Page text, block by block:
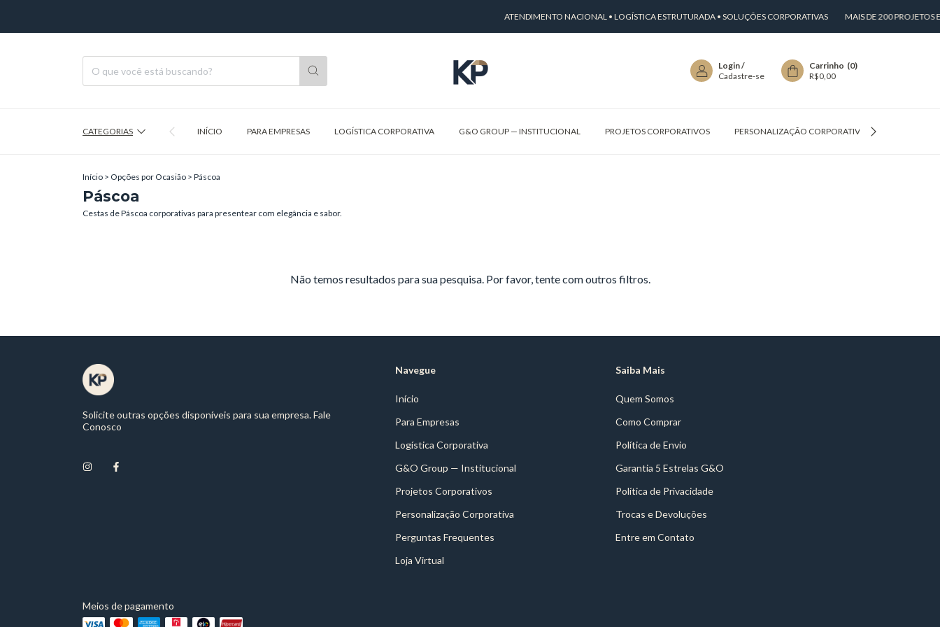
ATENDIMENTO NACIONAL • LOGÍSTICA ESTRUTURADA • SOLUÇÕES CORPORATIVAS MAIS DE 200 PROJETOS
Login/
Cadastre-se
Carrinho (0)
R$0,00
CATEGORIAS INÍCIO PARA EMPRESAS LOGÍSTICA CORPORATIVA G&O GROUP — INSTITUCIONAL PROJETOS CORPORATIVOS PERSONALIZAÇÃO CORPORATIVA
Início > Opções por Ocasião > Páscoa
Páscoa
Cestas de Páscoa corporativas para presentear com elegância e sabor.
Não temos resultados para sua pesquisa. Por favor, tente com outros filtros.
Solicite outras opções disponíveis para sua empresa. Fale
Conosco
Navegue
Início
Para Empresas
Logística Corporativa
G&O Group — Institucional
Projetos Corporativos
Personalização Corporativa
Perguntas Frequentes
Loja Virtual
Saiba Mais
Quem Somos
Como Comprar
Política de Envio
Garantia 5 Estrelas G&O
Política de Privacidade
Trocas e Devoluções
Entre em Contato
Meios de pagamento